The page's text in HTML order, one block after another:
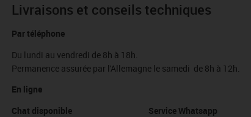
Livraisons et conseils techniques
Par téléphone
Du lundi au vendredi de 8h à 18h.
Permanence assurée par l'Allemagne le samedi de 8h à 12h.
En ligne
Chat disponible
Service Whatsapp